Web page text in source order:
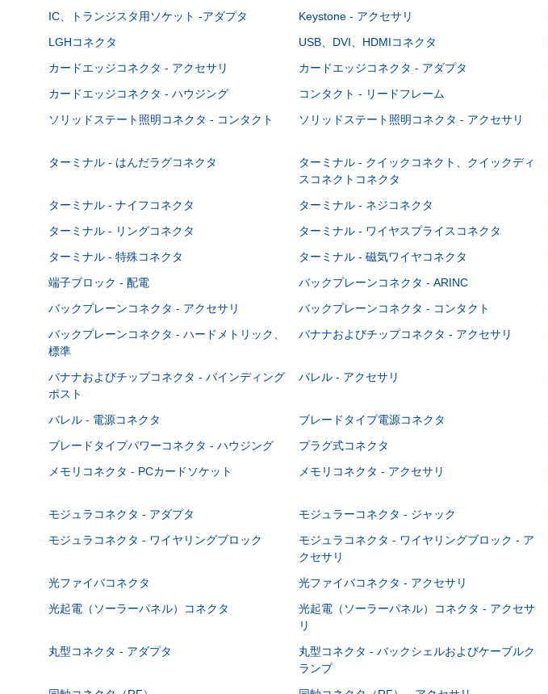
IC、トランジスタ用ソケット -アダプタ Keystone - アクセサリ
LGHコネクタ
USB、DVI、HDMIコネクタ
カードエッジコネクタ - アクセサリ
カードエッジコネクタ - アダプタ
カードエッジコネクタ - ハウジング
コンタクト - リードフレーム
ソリッドステート照明コネクタ - コンタクト
ソリッドステート照明コネクタ - アクセサリ
ターミナル - はんだラグコネクタ
ターミナル - クイックコネクト、クイックディ
スコネクトコネクタ
ターミナル - ナイフコネクタ ターミナル - ネジコネクタ
ターミナル - リングコネクタ
ターミナル - ワイヤスプライスコネクタ
ターミナル - 特殊コネクタ
ターミナル - 磁気ワイヤコネクタ
端子ブロック - 配電
バックプレーンコネクタ - ARINC
バックプレーンコネクタ - アクセサリ
バックプレーンコネクタ - コンタクト
バックプレーンコネクタ - ハードメトリック、
標準
バナナおよびチップコネクタ - アクセサリ
バナナおよびチップコネクタ - バインディング
ポスト
バレル - アクセサリ
バレル - 電源コネクタ ブレードタイプ電源コネクタ
ブレードタイプパワーコネクタ - ハウジング
プラグ式コネクタ
メモリコネクタ - PCカードソケット
メモリコネクタ - アクセサリ
モジュラコネクタ - アダプタ モジュラーコネクタ - ジャック
モジュラコネクタ - ワイヤリングブロック
モジュラコネクタ - ワイヤリングブロック - ア
クセサリ
光ファイバコネクタ 光ファイバコネクタ - アクセサリ
光起電（ソーラーパネル）コネクタ
光起電（ソーラーパネル）コネクタ - アクセサ
リ
丸型コネクタ - アダプタ
丸型コネクタ - バックシェルおよびケーブルク
ランプ